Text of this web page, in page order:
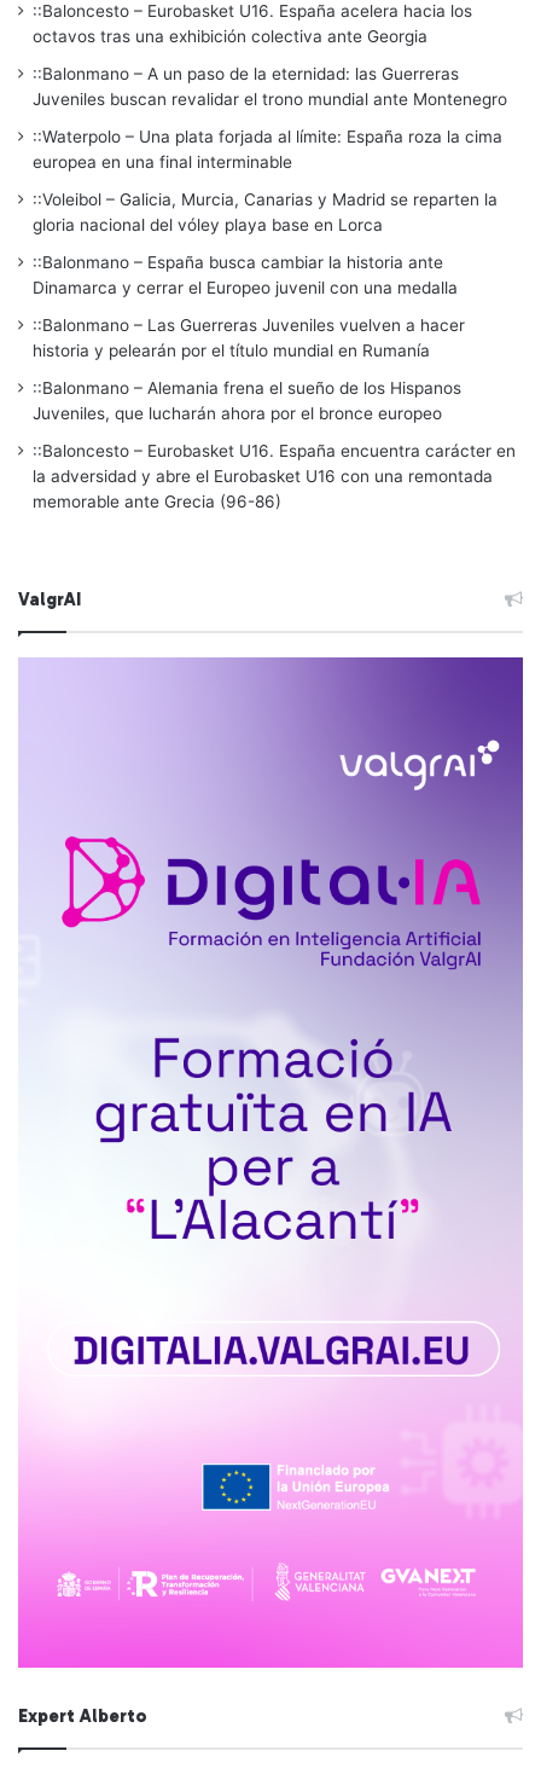
::Baloncesto – Eurobasket U16. España acelera hacia los
octavos tras una exhibición colectiva ante Georgia
::Balonmano – A un paso de la eternidad: las Guerreras
Juveniles buscan revalidar el trono mundial ante Montenegro
::Waterpolo – Una plata forjada al límite: España roza la cima
europea en una final interminable
::Voleibol – Galicia, Murcia, Canarias y Madrid se reparten la
gloria nacional del vóley playa base en Lorca
::Balonmano – España busca cambiar la historia ante
Dinamarca y cerrar el Europeo juvenil con una medalla
::Balonmano – Las Guerreras Juveniles vuelven a hacer
historia y pelearán por el título mundial en Rumanía
::Balonmano – Alemania frena el sueño de los Hispanos
Juveniles, que lucharán ahora por el bronce europeo
::Baloncesto – Eurobasket U16. España encuentra carácter en
la adversidad y abre el Eurobasket U16 con una remontada
memorable ante Grecia (96-86)
ValgrAI
Expert Alberto